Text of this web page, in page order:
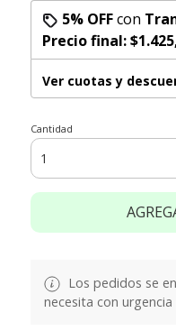
5% OFFcon
Precio final:
Ver cuotas y
Cantidad
Los pedidos se
necesita con